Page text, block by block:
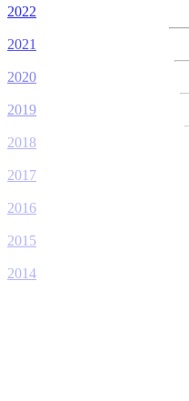
2022
2021
2020
2019
2018
2017
2016
2015
2014